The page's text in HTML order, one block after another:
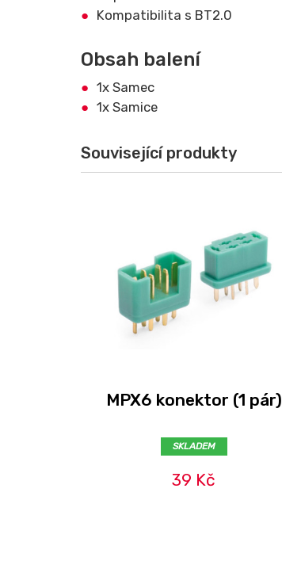
Kompatibilita s BT2.0
Obsah balení
1x Samec
1x Samice
Související produkty
MPX6 konektor (1 pár)
SKLADEM
39 Kč